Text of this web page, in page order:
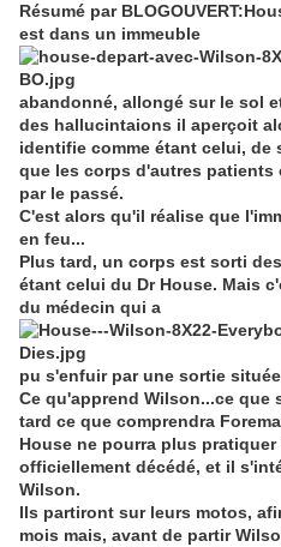
Résumé par
est dans un immeuble
abandonné, allongé sur le sol
des hallucintaions il aperçoit
identifie comme étant celui, de
que les corps d'autres
par le passé.
C'est alors qu'il réalise que
en feu...
Plus tard, un corps est sorti
étant celui du Dr House. Mais
du médecin qui a
pu s'enfuir par une sortie
Ce qu'apprend Wilson...ce que
tard ce que comprendra
House ne pourra plus
officiellement décédé, et il
Wilson.
Ils partiront sur leurs motos,
mois mais, avant de partir